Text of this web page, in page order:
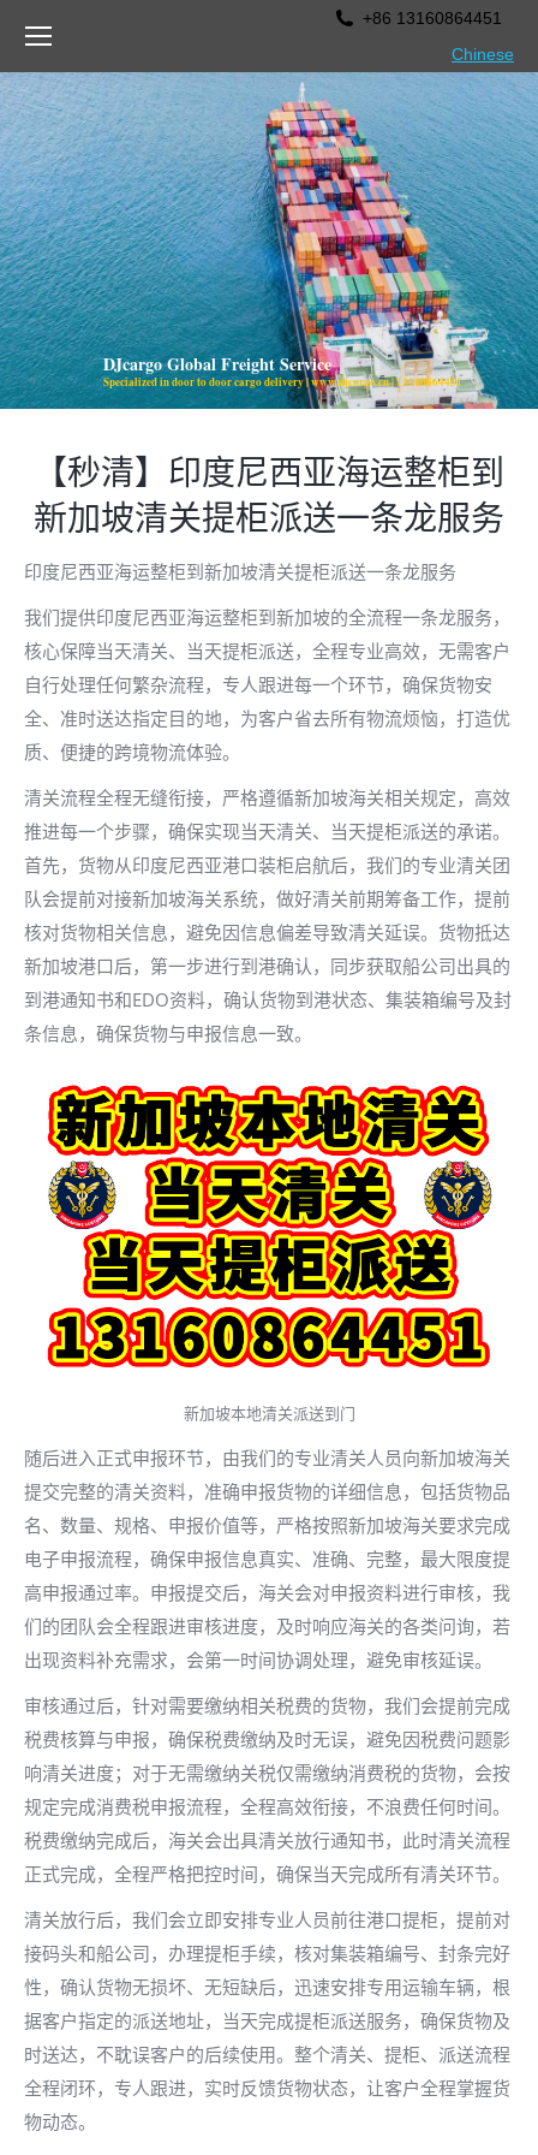
+86 13160864451
Chinese
DJcargo Global Freight Service
Specialized in door to door cargo delivery | www.djcargo.cn | 13160864451
【秒清】印度尼西亚海运整柜到
新加坡清关提柜派送一条龙服务
印度尼西亚海运整柜到新加坡清关提柜派送一条龙服务
我们提供印度尼西亚海运整柜到新加坡的全流程一条龙服务，
核心保障当天清关、当天提柜派送，全程专业高效，无需客户
自行处理任何繁杂流程，专人跟进每一个环节，确保货物安
全、准时送达指定目的地，为客户省去所有物流烦恼，打造优
质、便捷的跨境物流体验。
清关流程全程无缝衔接，严格遵循新加坡海关相关规定，高效
推进每一个步骤，确保实现当天清关、当天提柜派送的承诺。
首先，货物从印度尼西亚港口装柜启航后，我们的专业清关团
队会提前对接新加坡海关系统，做好清关前期筹备工作，提前
核对货物相关信息，避免因信息偏差导致清关延误。货物抵达
新加坡港口后，第一步进行到港确认，同步获取船公司出具的
到港通知书和EDO资料，确认货物到港状态、集装箱编号及封
条信息，确保货物与申报信息一致。
新加坡本地清关派送到门
随后进入正式申报环节，由我们的专业清关人员向新加坡海关
提交完整的清关资料，准确申报货物的详细信息，包括货物品
名、数量、规格、申报价值等，严格按照新加坡海关要求完成
电子申报流程，确保申报信息真实、准确、完整，最大限度提
高申报通过率。申报提交后，海关会对申报资料进行审核，我
们的团队会全程跟进审核进度，及时响应海关的各类问询，若
出现资料补充需求，会第一时间协调处理，避免审核延误。
审核通过后，针对需要缴纳相关税费的货物，我们会提前完成
税费核算与申报，确保税费缴纳及时无误，避免因税费问题影
响清关进度；对于无需缴纳关税仅需缴纳消费税的货物，会按
规定完成消费税申报流程，全程高效衔接，不浪费任何时间。
税费缴纳完成后，海关会出具清关放行通知书，此时清关流程
正式完成，全程严格把控时间，确保当天完成所有清关环节。
清关放行后，我们会立即安排专业人员前往港口提柜，提前对
接码头和船公司，办理提柜手续，核对集装箱编号、封条完好
性，确认货物无损坏、无短缺后，迅速安排专用运输车辆，根
据客户指定的派送地址，当天完成提柜派送服务，确保货物及
时送达，不耽误客户的后续使用。整个清关、提柜、派送流程
全程闭环，专人跟进，实时反馈货物状态，让客户全程掌握货
物动态。